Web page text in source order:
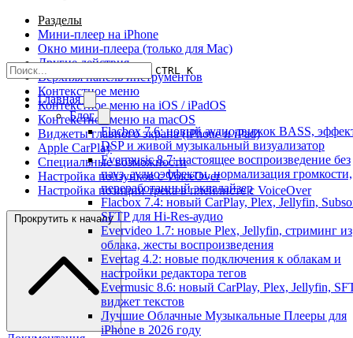
CTRL K
Главная
Блог
Flacbox 7.6: новый аудиодвижок BASS,
DSP и живой музыкальный визуализатор
Evermusic 8.7: настоящее воспроизведение без
пауз, аудиоэффекты, нормализация громкости,
переработанный эквалайзер
Flacbox 7.4: новый CarPlay, Plex, Jellyfin,
SFTP для Hi-Res-аудио
Evervideo 1.7: новые Plex, Jellyfin, стриминг из
облака, жесты воспроизведения
Evertag 4.2: новые подключения к облакам и
настройки редактора тегов
Evermusic 8.6: новый CarPlay, Plex, Jellyfin,
виджет текстов
Лучшие Облачные Музыкальные Плееры для
iPhone в 2026 году
Разделы
Мини-плеер на iPhone
Окно мини-плеера (только для Mac)
Другие действия
Верхняя панель инструментов
Контекстное меню
Контекстное меню на iOS / iPadOS
Контекстное меню на macOS
Виджеты главного экрана (iPhone и iPad)
Apple CarPlay
Специальные возможности
Настройка ползунков с VoiceOver
Настройка позиции трека в плейлисте с VoiceOver
Прокрутить к началу